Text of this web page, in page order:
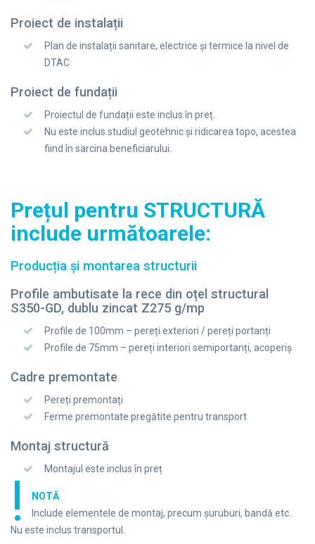
Proiect de instalații
Plan de instalații sanitare, electrice și termice la nivel de
DTAC
Proiect de fundații
Proiectul de fundații este inclus în preț.
Nu este inclus studiul geotehnic și ridicarea topo, acestea
fiind în sarcina beneficiarului.
Prețul pentru STRUCTURĂ
include următoarele:
Producția și montarea structurii
Profile ambutisate la rece din oțel structural
S350-GD, dublu zincat Z275 g/mp
Profile de 100mm – pereți exteriori / pereți portanți
Profile de 75mm – pereți interiori semiportanți, acoperiș
Cadre premontate
Pereți premontați
Ferme premontate pregătite pentru transport
Montaj structură
Montajul este inclus în preț
!
NOTĂ
Include elementele de montaj, precum șuruburi, bandă etc..
Nu este inclus transportul.